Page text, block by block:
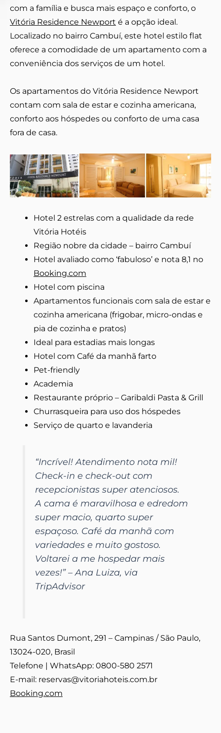
com a família e busca mais espaço e conforto, o
Vitória Residence Newport é a opção ideal.
Localizado no bairro Cambuí, este hotel estilo flat
oferece a comodidade de um apartamento com a
conveniência dos serviços de um hotel.
Os apartamentos do Vitória Residence Newport
contam com sala de estar e cozinha americana,
conforto aos hóspedes ou conforto de uma casa
fora de casa.
Hotel 2 estrelas com a qualidade da rede
Vitória Hotéis
Região nobre da cidade – bairro Cambuí
Hotel avaliado como ‘fabuloso’ e nota 8,1 no
Booking.com
Hotel com piscina
Apartamentos funcionais com sala de estar e
cozinha americana (frigobar, micro-ondas e
pia de cozinha e pratos)
Ideal para estadias mais longas
Hotel com Café da manhã farto
Pet-friendly
Academia
Restaurante próprio – Garibaldi Pasta & Grill
Churrasqueira para uso dos hóspedes
Serviço de quarto e lavanderia
“Incrível! Atendimento nota mil!
Check-in e check-out com
recepcionistas super atenciosos.
A cama é maravilhosa e edredom
super macio, quarto super
espaçoso. Café da manhã com
variedades e muito gostoso.
Voltarei a me hospedar mais
vezes!” – Ana Luiza, via
TripAdvisor
Rua Santos Dumont, 291 – Campinas / São Paulo,
13024-020, Brasil
Telefone | WhatsApp: 0800-580 2571
E-mail: reservas@vitoriahoteis.com.br
Booking.com